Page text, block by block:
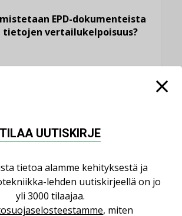
EPD-dokumenteista
tietojen vertailukelpoisuus?
KAIKKI
TILAA UUTISKIRJE
tietoa alamme kehityksestä ja
lehden uutiskirjeellä on jo
yli 3000 tilaajaa.
, miten